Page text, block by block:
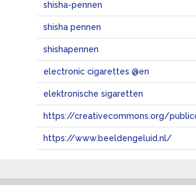
shisha-pennen
shisha pennen
shishapennen
electronic cigarettes @en
elektronische sigaretten
https://creativecommons.org/
https://www.beeldengeluid.nl/